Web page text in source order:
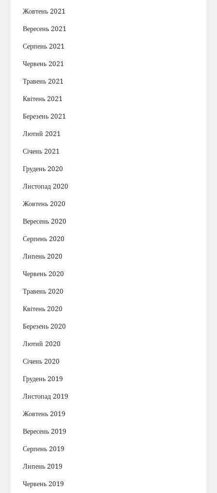
Жовтень 2021
Вересень 2021
Серпень 2021
Червень 2021
Травень 2021
Квітень 2021
Березень 2021
Лютий 2021
Січень 2021
Грудень 2020
Листопад 2020
Жовтень 2020
Вересень 2020
Серпень 2020
Липень 2020
Червень 2020
Травень 2020
Квітень 2020
Березень 2020
Лютий 2020
Січень 2020
Грудень 2019
Листопад 2019
Жовтень 2019
Вересень 2019
Серпень 2019
Липень 2019
Червень 2019